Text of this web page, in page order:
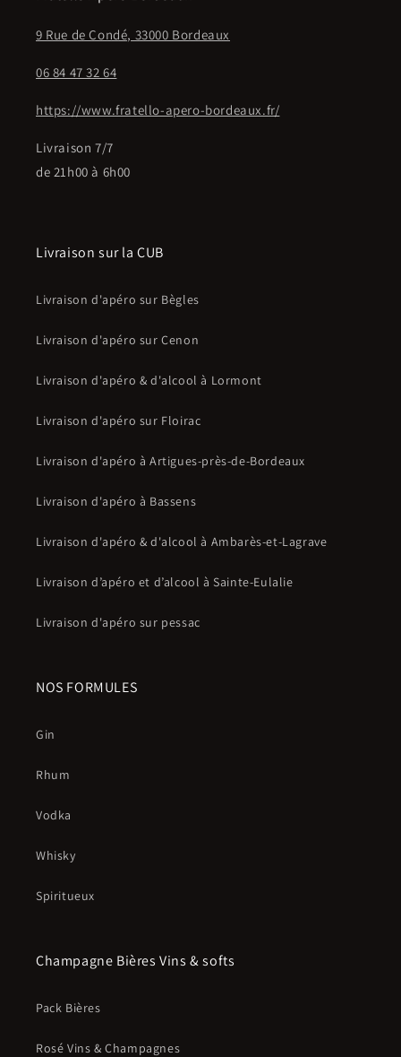
9 Rue de Condé, 33000 Bordeaux
06 84 47 32 64
https://www.fratello-apero-bordeaux.fr/
Livraison 7/7
de 21h00 à 6h00
Livraison sur la CUB
Livraison d'apéro sur Bègles
Livraison d'apéro sur Cenon
Livraison d'apéro & d'alcool à Lormont
Livraison d'apéro sur Floirac
Livraison d'apéro à Artigues-près-de-Bordeaux
Livraison d'apéro à Bassens
Livraison d'apéro & d'alcool à Ambarès-et-Lagrave
Livraison d’apéro et d’alcool à Sainte-Eulalie
Livraison d'apéro sur pessac
NOS FORMULES
Gin
Rhum
Vodka
Whisky
Spiritueux
Champagne Bières Vins & softs
Pack Bières
Rosé Vins & Champagnes